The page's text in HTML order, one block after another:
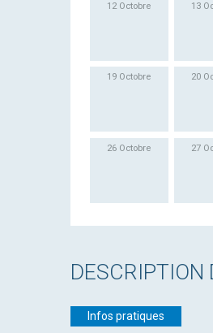
12 Octobre 13
19 Octobre 20
26 Octobre 27
DESCRIPTION
Infos pratiques